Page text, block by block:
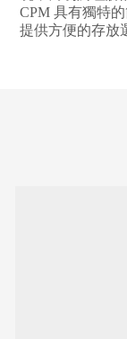
CPM 具有獨特
提供方便的存放